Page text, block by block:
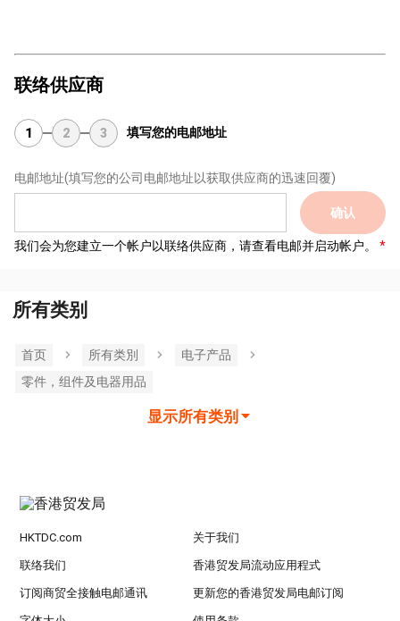
联络供应商
1 2 3 填写您的电邮地址
电邮地址(填写您的公司电邮地址以获取供应商的迅速回覆)
确认
我们会为您建立一个帐户以联络供应商，请查看电邮并启动帐户。
所有类别
首页 所有类別
电子产品
零件，组件及电器用品
显示所有类别
HKTDC.com 关于我们
联络我们 香港贸发局流动应用程式
订阅商贸全接触电邮通讯 更新您的香港贸发局电邮订阅